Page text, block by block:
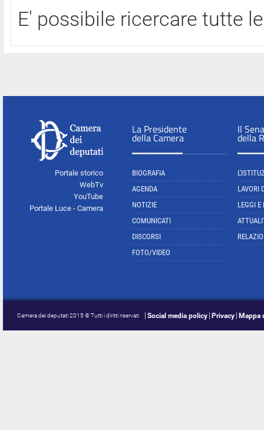
E' possibile ricercare tutte
Portale storico
WebTv
YouTube
Portale Luce - Camera
La Presidente
della Camera
BIOGRAFIA
AGENDA
NOTIZIE
COMUNICATI
DISCORSI
FOTO/VIDEO
Il
della
LAVORI
LEGGI E
Camera dei deputati 2015 © Tutti i diritti riservati Social media policy Privacy Mappa